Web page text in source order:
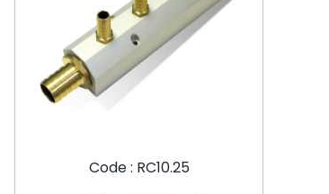
Code : RC10.25